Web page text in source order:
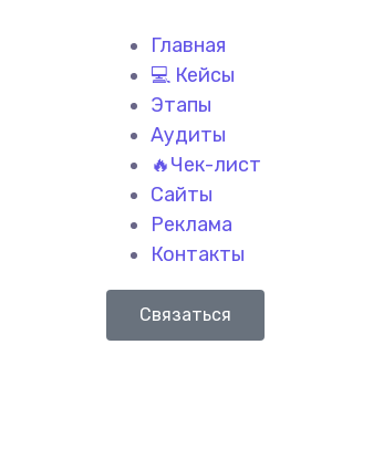
Главная
💻 Кейсы
Этапы
Аудиты
🔥Чек-лист
Сайты
Реклама
Контакты
Связаться